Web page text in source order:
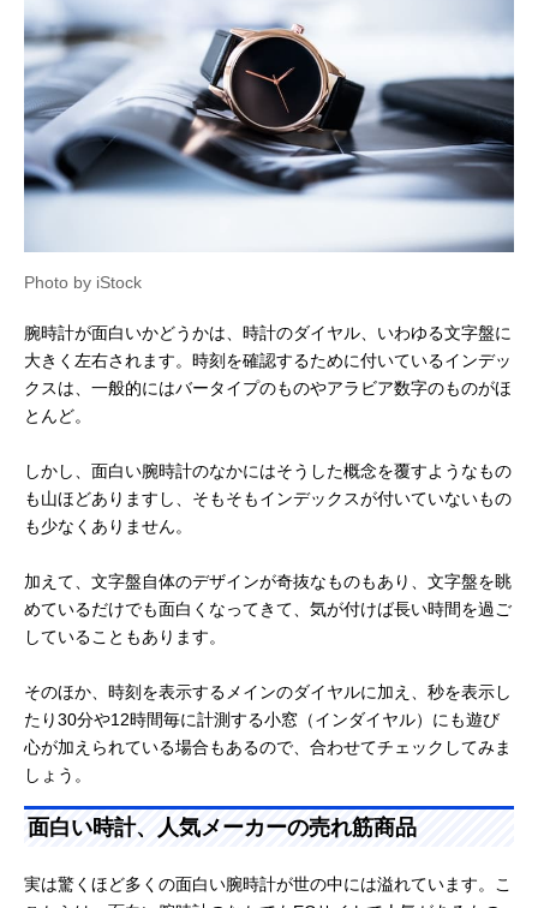
Photo by iStock
腕時計が面白いかどうかは、時計のダイヤル、いわゆる文字盤に
大きく左右されます。時刻を確認するために付いているインデッ
クスは、一般的にはバータイプのものやアラビア数字のものがほ
とんど。
しかし、面白い腕時計のなかにはそうした概念を覆すようなもの
も山ほどありますし、そもそもインデックスが付いていないもの
も少なくありません。
加えて、文字盤自体のデザインが奇抜なものもあり、文字盤を眺
めているだけでも面白くなってきて、気が付けば長い時間を過ご
していることもあります。
そのほか、時刻を表示するメインのダイヤルに加え、秒を表示し
たり30分や12時間毎に計測する小窓（インダイヤル）にも遊び
心が加えられている場合もあるので、合わせてチェックしてみま
しょう。
面白い時計、人気メーカーの売れ筋商品
実は驚くほど多くの面白い腕時計が世の中には溢れています。こ